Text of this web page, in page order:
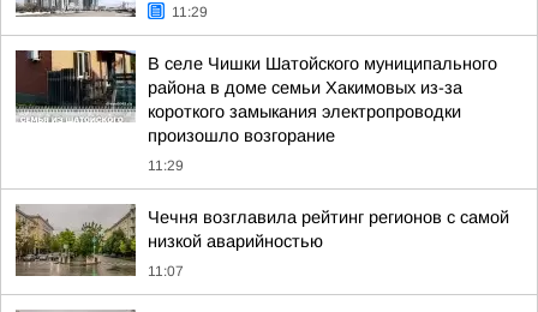
11:29
В селе Чишки Шатойского муниципального
района в доме семьи Хакимовых из-за
короткого замыкания электропроводки
произошло возгорание
11:29
Чечня возглавила рейтинг регионов с самой
низкой аварийностью
11:07